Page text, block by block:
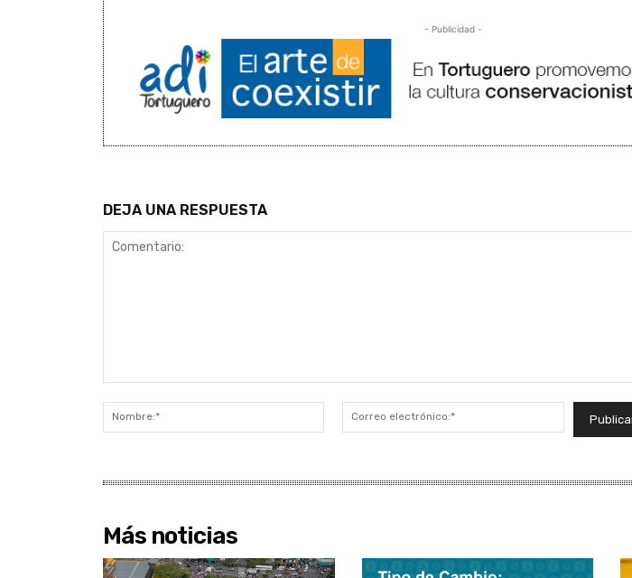
- Publicidad -
DEJA UNA RESPUESTA
Nombre:*
electrónico:*
Más noticias